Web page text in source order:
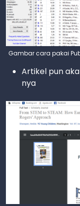
Gambar cara pakai
Artikel pun
nya